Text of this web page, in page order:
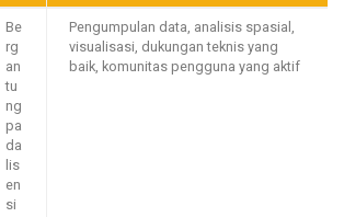
Be
rg
an
tu
ng
pa
da
lis
en
si
Pengumpulan data, analisis spasial,
visualisasi, dukungan teknis yang
baik, komunitas pengguna yang aktif